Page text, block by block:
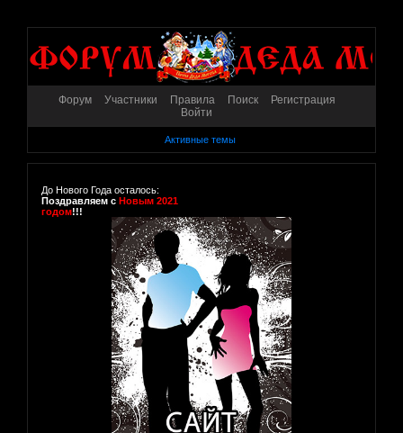
Форум Участники Правила Поиск
Регистрация
Войти
Активные темы
До Нового Года осталось:
Поздравляем с Новым 2021
годом!!!